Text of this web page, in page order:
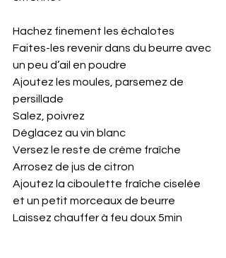
Hachez finement les échalotes
Faites-les revenir dans du beurre avec
un peu d’ail en poudre
Ajoutez les moules, parsemez de
persillade
Salez, poivrez
Déglacez au vin blanc
Versez le reste de crème fraîche
Arrosez de jus de citron
Ajoutez la ciboulette fraîche ciselée
et un petit morceaux de beurre
Laissez chauffer à feu doux 5min